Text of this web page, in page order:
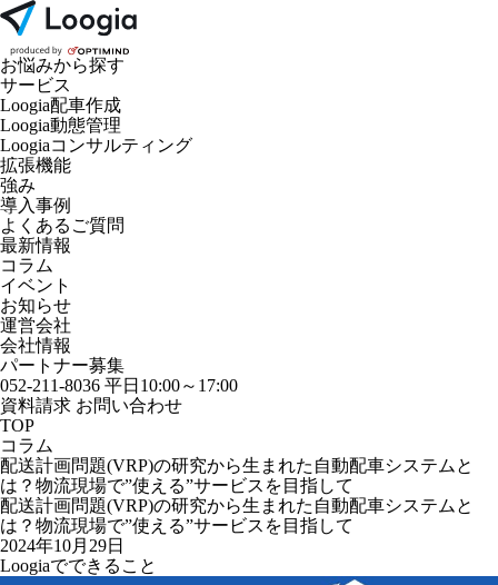
お悩みから探す
サービス
Loogia配車作成
Loogia動態管理
Loogiaコンサルティング
拡張機能
強み
導入事例
よくあるご質問
最新情報
コラム
イベント
お知らせ
運営会社
会社情報
パートナー募集
052-211-8036 平日10:00～17:00
資料請求 お問い合わせ
TOP
コラム
配送計画問題(VRP)の研究から生まれた自動配車システムと
は？物流現場で”使える”サービスを目指して
配送計画問題(VRP)の研究から生まれた自動配車システムと
は？物流現場で”使える”サービスを目指して
2024年10月29日
Loogiaでできること